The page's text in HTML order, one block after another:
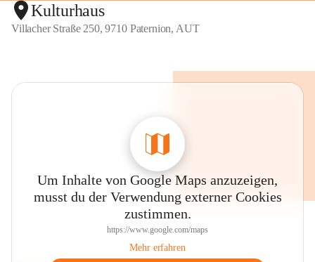
Kulturhaus
Villacher Straße 250, 9710 Paternion, AUT
Um Inhalte von Google Maps anzuzeigen,
musst du der Verwendung externer Cookies
zustimmen.
https://www.google.com/maps
Mehr erfahren